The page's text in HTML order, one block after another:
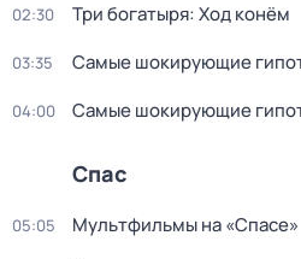
02:30 Три богатыря: Ход конём
03:35 Самые шoкиpующие
04:00 Самые шoкиpующие
Спас
05:05 Мультфильмы на «Спасе»